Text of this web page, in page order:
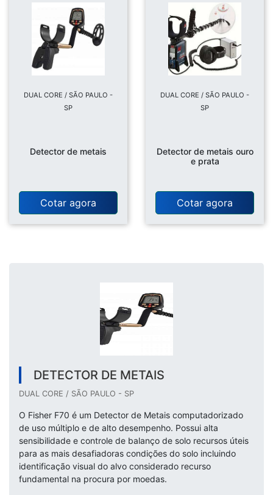
DUAL CORE / SÃO PAULO -
SP
Detector de metais
Cotar agora
DUAL CORE / SÃO PAULO -
SP
Detector de metais ouro
e prata
Cotar agora
DETECTOR DE METAIS
DUAL CORE / SÃO PAULO - SP
O Fisher F70 é um Detector de Metais computadorizado
de uso múltiplo e de alto desempenho. Possui alta
sensibilidade e controle de balanço de solo recursos úteis
para as mais desafiadoras condições do solo incluindo
identificação visual do alvo considerado recurso
fundamental na procura por moedas.